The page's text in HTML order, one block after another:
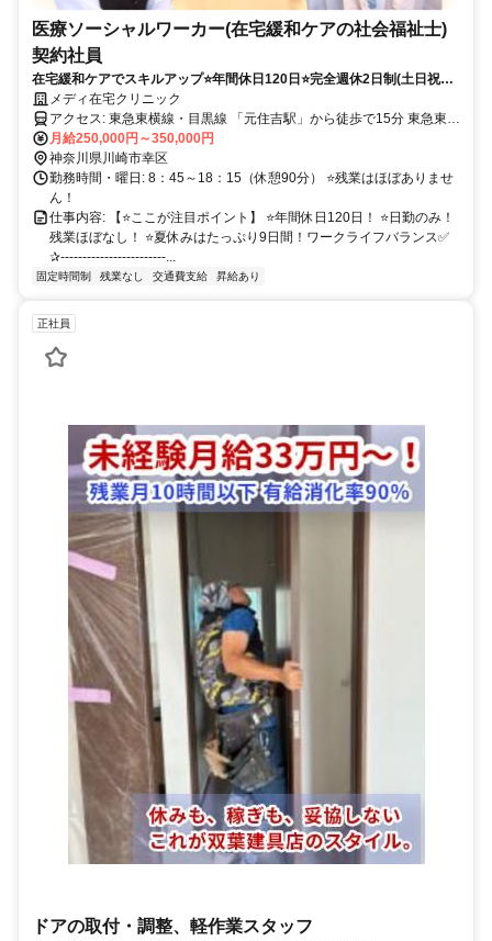
医療ソーシャルワーカー(在宅緩和ケアの社会福祉士)
契約社員
在宅緩和ケアでスキルアップ⭐️年間休日120日⭐️完全週休2日制(土日祝日
勤務できる方優先！)⭐️残業ほぼなし！⭐️夏季休暇9日間⭐️賞与年2回！
メディ在宅クリニック
アクセス: 東急東横線・目黒線 「元住吉駅」から徒歩で15分 東急東横
月給250,000円～350,000円
神奈川県川崎市幸区
勤務時間・曜日: 8：45～18：15（休憩90分） ⭐️残業はほぼありませ
ん！
仕事内容: 【⭐️ここが注目ポイント】 ⭐️年間休日120日！ ⭐️日勤のみ！
残業ほぼなし！ ⭐️夏休みはたっぷり9日間！ワークライフバランス✅️
✰------------------------...
固定時間制 残業なし 交通費支給 昇給あり
正社員
ドアの取付・調整、軽作業スタッフ